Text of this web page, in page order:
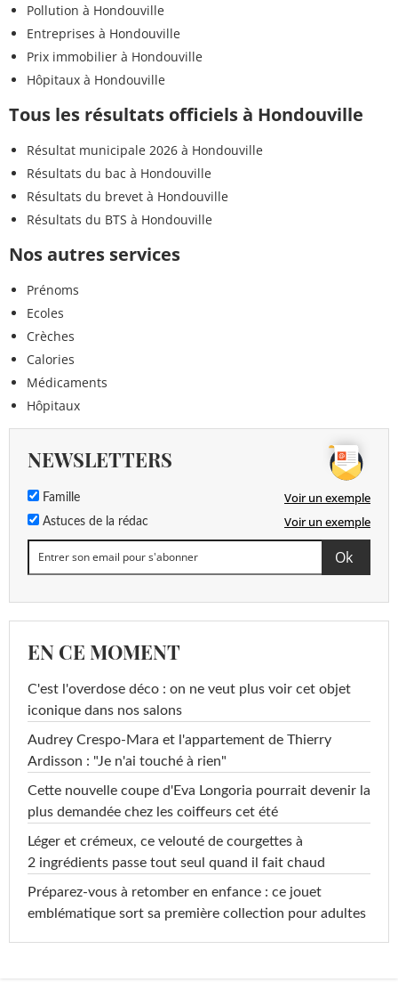
Pollution à Hondouville
Entreprises à Hondouville
Prix immobilier à Hondouville
Hôpitaux à Hondouville
Tous les résultats officiels à Hondouville
Résultat municipale 2026 à Hondouville
Résultats du bac à Hondouville
Résultats du brevet à Hondouville
Résultats du BTS à Hondouville
Nos autres services
Prénoms
Ecoles
Crèches
Calories
Médicaments
Hôpitaux
NEWSLETTERS
Famille Voir un exemple
Astuces de la rédac Voir un exemple
EN CE MOMENT
C'est l'overdose déco : on ne veut plus voir cet objet
iconique dans nos salons
Audrey Crespo-Mara et l'appartement de Thierry
Ardisson : "Je n'ai touché à rien"
Cette nouvelle coupe d'Eva Longoria pourrait devenir la
plus demandée chez les coiffeurs cet été
Léger et crémeux, ce velouté de courgettes à
2 ingrédients passe tout seul quand il fait chaud
Préparez-vous à retomber en enfance : ce jouet
emblématique sort sa première collection pour adultes